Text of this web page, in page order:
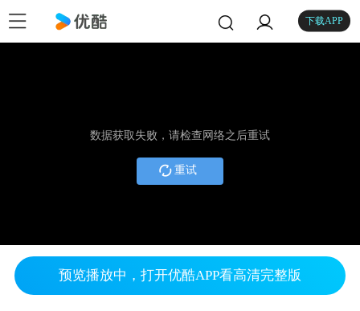
下载APP
数据获取失败，请检查网络之后重试
重试
预览播放中，打开优酷APP看高清完整版